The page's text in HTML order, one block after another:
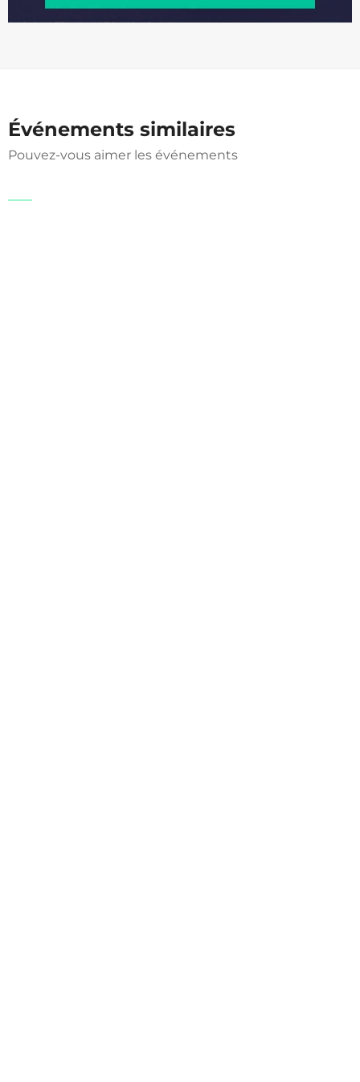
Événements similaires
Pouvez-vous aimer les événements